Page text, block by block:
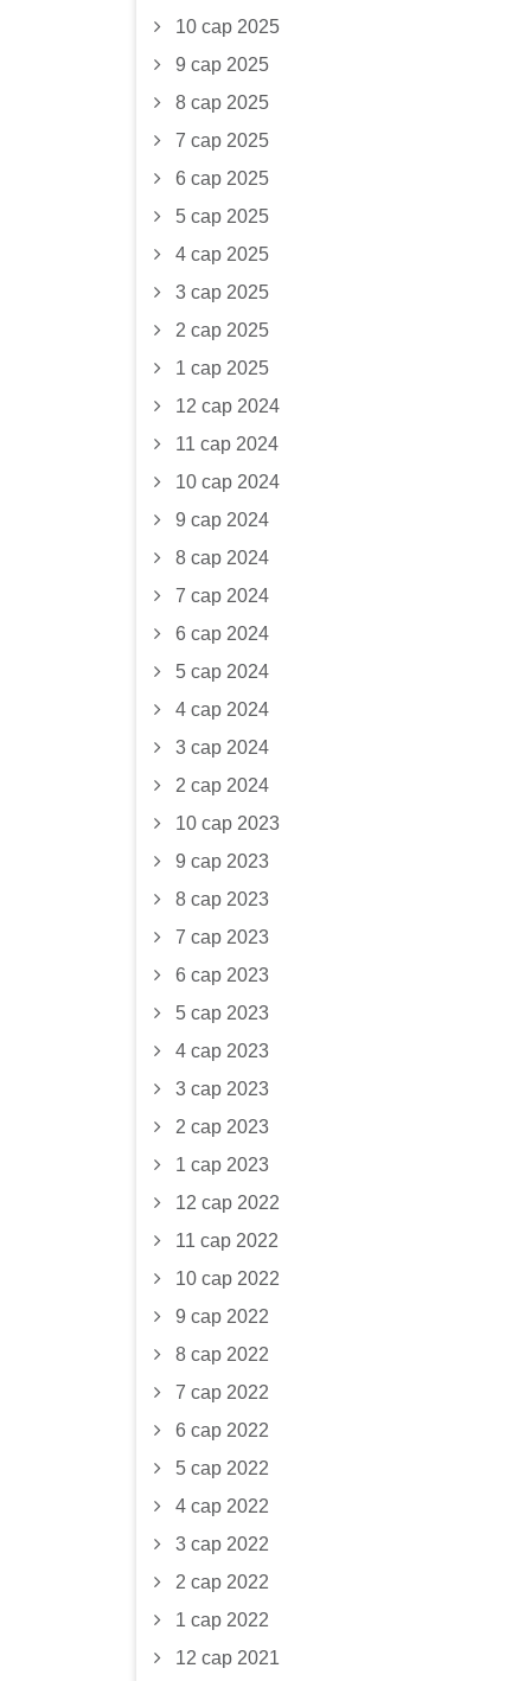
10 сар 2025
9 сар 2025
8 сар 2025
7 сар 2025
6 сар 2025
5 сар 2025
4 сар 2025
3 сар 2025
2 сар 2025
1 сар 2025
12 сар 2024
11 сар 2024
10 сар 2024
9 сар 2024
8 сар 2024
7 сар 2024
6 сар 2024
5 сар 2024
4 сар 2024
3 сар 2024
2 сар 2024
10 сар 2023
9 сар 2023
8 сар 2023
7 сар 2023
6 сар 2023
5 сар 2023
4 сар 2023
3 сар 2023
2 сар 2023
1 сар 2023
12 сар 2022
11 сар 2022
10 сар 2022
9 сар 2022
8 сар 2022
7 сар 2022
6 сар 2022
5 сар 2022
4 сар 2022
3 сар 2022
2 сар 2022
1 сар 2022
12 сар 2021